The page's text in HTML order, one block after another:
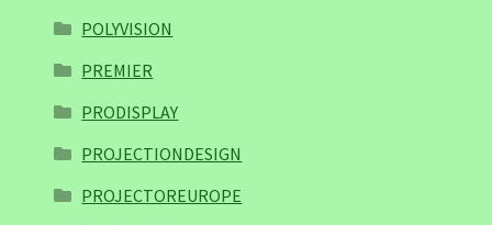
POLYVISION
PREMIER
PRODISPLAY
PROJECTIONDESIGN
PROJECTOREUROPE